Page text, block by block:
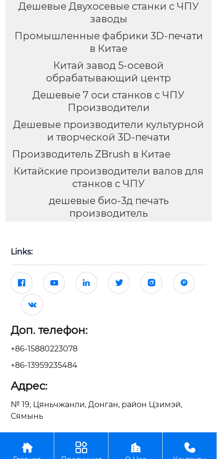
Дешевые Двухосевые станки с ЧПУ
заводы
Промышленные фабрики 3D-печати
в Китае
Китай завод 5-осевой
обрабатывающий центр
Дешевые 7 оси станков с ЧПУ
Производители
Дешевые производители культурной
и творческой 3D-печати
Производитель ZBrush в Китае
Китайские производители валов для
станков с ЧПУ
дешевые био-3д печать
производитель
Links:
     

Доп. телефон:
+86-15880223078
+86-13959235484
Адрес:
№ 19, Цяньчжанли, Донган, район Цзимэй,
Сямынь
ООО Сямынь Тайсин Механические Электрические
   